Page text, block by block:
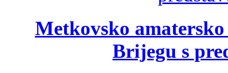
Metkovsko
Brijegu s